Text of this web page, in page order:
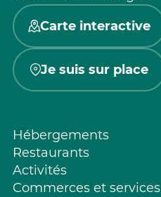
Carte interactive
Je suis sur place
Hébergements
Restaurants
Activités
Commerces et services